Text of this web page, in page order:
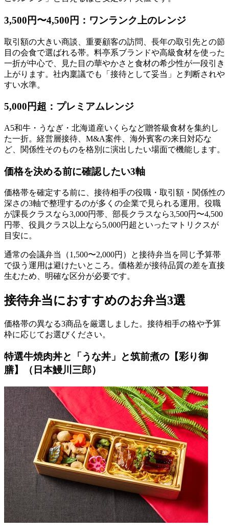
3,500円〜4,500円：ワンランク上のレンジ
取引額の大きい商談、重要顧客の訪問、長年の取引先との節
目の会食で選ばれる帯。料亭系ブランドや高級食材を使った
一折が中心で、見た目の華やかさと食材の希少性が一段引き
上がります。社内稟議でも「接待として妥当」と判断されや
すい水準。
5,000円超：プレミアムレンジ
A5和牛・うなぎ・北海道産いくらなど贈答級食材を集約し
た一折。経営層接待、M&A案件、海外賓客の来日対応な
ど、関係性そのものを格別に演出したい場面で機能します。
価格を決める前に確認したい3軸
価格帯を確定する前に、接待相手の役職・取引額・関係性の
深さの3軸で整理するのが多くの企業で見られる運用。役職
が課長クラスなら3,000円帯、部長クラスなら3,500円〜4,500
円帯、役員クラス以上なら5,000円超といったマトリクスが
目安に。
通常の会議弁当（1,500〜2,000円）と接待弁当を同じ予算帯
で扱う運用は避けたいところ。価格差が接待品質の差を直接
生むため、明確な区分が必要です。
接待弁当におすすめのお弁当3選
価格帯の異なる3商品を厳選しました。接待相手の格や予算
枠に応じてお選びください。
特選牛焼肉丼と「うな丼」と筑前煮の【彩り御
膳】（日本鰻川三郎）